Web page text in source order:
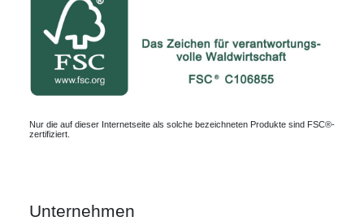
Nur die auf dieser Internetseite als solche bezeichneten Produkte sind FSC®-
zertifiziert.
Unternehmen